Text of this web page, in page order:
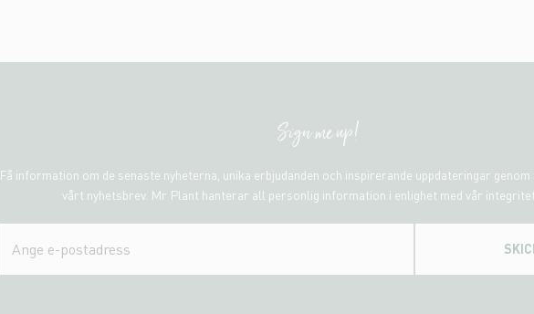
Sign me up!
Få information om de senaste nyheterna, unika erbjudanden och inspirerande uppdateringar
vårt nyhetsbrev. Mr Plant hanterar all personlig information i enlighet med vår